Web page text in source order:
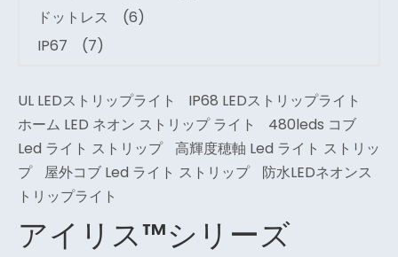
ドットレス
(6)
IP67
(7)
UL LEDストリップライト
IP68 LEDストリップライト
ホーム LED ネオン ストリップ ライト
480leds コブ
Led ライト ストリップ
高輝度穂軸 Led ライト ストリッ
プ
屋外コブ Led ライト ストリップ
防水LEDネオンス
トリップライト
アイリス™シリーズ